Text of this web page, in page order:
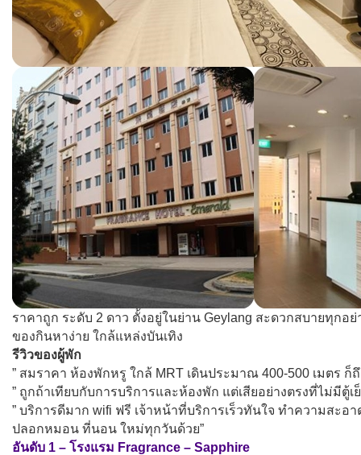
ราคาถูก ระดับ 2 ดาว ตั้งอยู่ในย่าน Geylang สะดวกสบายทุกอ
ของกินหาง่าย ใกล้แหล่งบันเทิง
รีวิวของผู้พัก
” สมราคา ห้องพักหรู ใกล้ MRT เดินประมาณ 400-500 เมตร ก็ถึ
” ถูกถ้าเทียบกับการบริการและห้องพัก แต่เสียอย่างตรงที่ไม่มีตู้เ
” บริการดีมาก wifi ฟรี เจ้าหน้าที่บริการเร็วทันใจ ทำความสะอ
ปลอกหมอน ที่นอน ใหม่ทุกวันด้วย”
อันดับ 1 – โรงแรม Fragrance – Sapphire